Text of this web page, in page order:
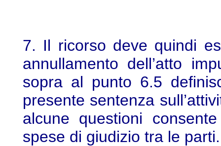
7. Il ricorso deve quindi
annullamento dell’atto
sopra al punto 6.5
presente sentenza
alcune questioni
spese di giudizio tra le parti.